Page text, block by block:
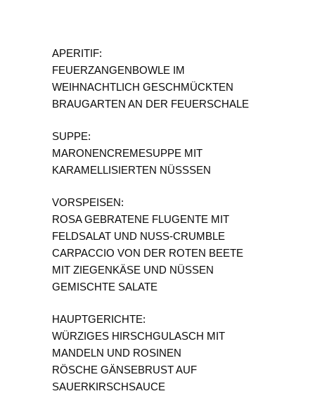
APERITIF:
FEUERZANGENBOWLE IM
WEIHNACHTLICH GESCHMÜCKTEN
BRAUGARTEN AN DER FEUERSCHALE
SUPPE:
MARONENCREMESUPPE MIT
KARAMELLISIERTEN NÜSSSEN
VORSPEISEN:
ROSA GEBRATENE FLUGENTE MIT
FELDSALAT UND NUSS-CRUMBLE
CARPACCIO VON DER ROTEN BEETE
MIT ZIEGENKÄSE UND NÜSSEN
GEMISCHTE SALATE
HAUPTGERICHTE:
WÜRZIGES HIRSCHGULASCH MIT
MANDELN UND ROSINEN
RÖSCHE GÄNSEBRUST AUF
SAUERKIRSCHSAUCE